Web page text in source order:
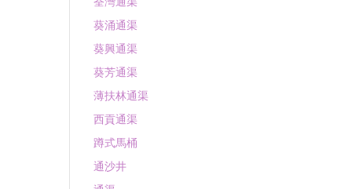
葵涌通渠
葵興通渠
葵芳通渠
薄扶林通渠
西貢通渠
蹲式馬桶
通沙井